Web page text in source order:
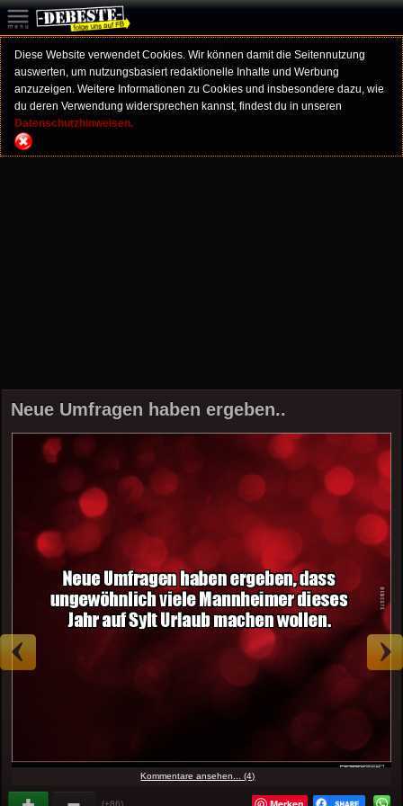
Diese Website verwendet Cookies. Wir können damit die Seitennutzung
auswerten, um nutzungsbasiert redaktionelle Inhalte und Werbung
anzuzeigen. Weitere Informationen zu Cookies und insbesondere dazu, wie
du deren Verwendung widersprechen kannst, findest du in unseren
Datenschutzhinweisen.
Neue Umfragen haben ergeben..
Kommentare ansehen... (4)
(+86)